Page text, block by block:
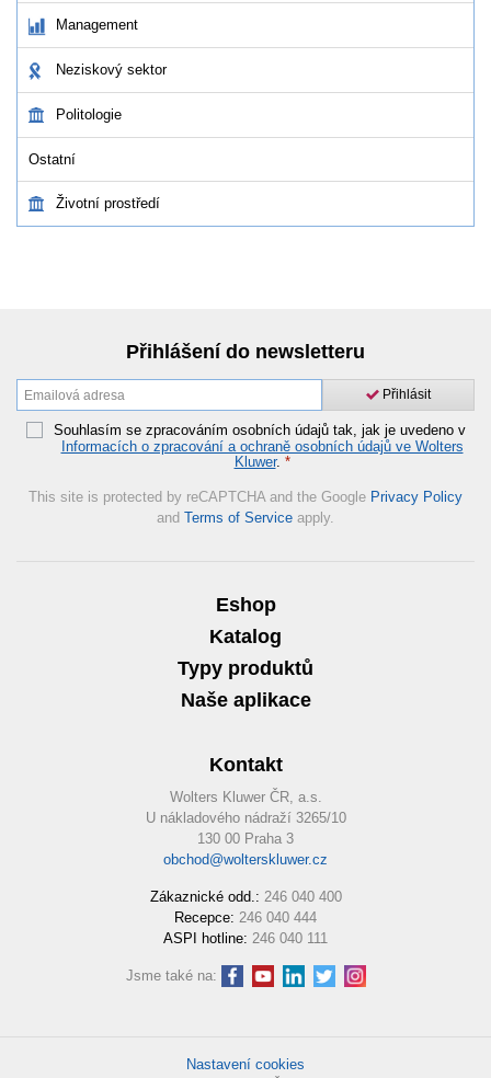
Management
Neziskový sektor
Politologie
Ostatní
Životní prostředí
Přihlášení do newsletteru
Přihlásit
Souhlasím se zpracováním osobních údajů tak, jak je uvedeno v
Informacích o zpracování a ochraně osobních údajů ve Wolters
Kluwer. *
This site is protected by reCAPTCHA and the Google Privacy Policy
and Terms of Service apply.
Eshop
Katalog
Typy produktů
Naše aplikace
Kontakt
Wolters Kluwer ČR, a.s.
U nákladového nádraží 3265/10
130 00 Praha 3
obchod@wolterskluwer.cz
Zákaznické odd.: 246 040 400
Recepce: 246 040 444
ASPI hotline: 246 040 111
Jsme také na:
Nastavení cookies